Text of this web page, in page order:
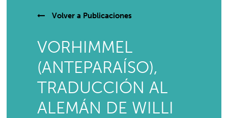
Volver a Publicaciones
VORHIMMEL
(ANTEPARAÍSO),
TRADUCCIÓN AL
ALEMÁN DE WILLI